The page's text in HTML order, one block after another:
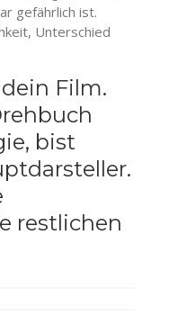
gefährlich ist.
Unterschied
Film.
bist
restlichen